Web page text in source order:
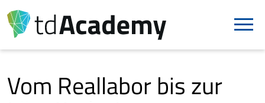
Vom Reallabor bis zur